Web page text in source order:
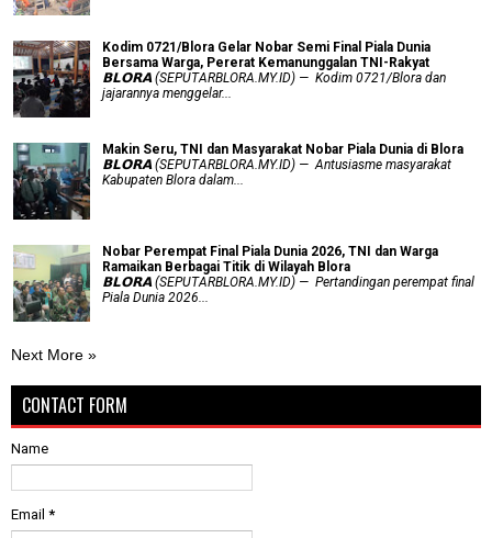
Kodim 0721/Blora Gelar Nobar Semi Final Piala Dunia
Bersama Warga, Pererat Kemanunggalan TNI-Rakyat
𝗕𝗟𝗢𝗥𝗔 (SEPUTARBLORA.MY.ID) — Kodim 0721/Blora dan
jajarannya menggelar...
Makin Seru, TNI dan Masyarakat Nobar Piala Dunia di Blora
𝗕𝗟𝗢𝗥𝗔 (SEPUTARBLORA.MY.ID) — Antusiasme masyarakat
Kabupaten Blora dalam...
Nobar Perempat Final Piala Dunia 2026, TNI dan Warga
Ramaikan Berbagai Titik di Wilayah Blora
𝗕𝗟𝗢𝗥𝗔 (SEPUTARBLORA.MY.ID) — Pertandingan perempat final
Piala Dunia 2026...
Next More »
CONTACT FORM
Name
Email *